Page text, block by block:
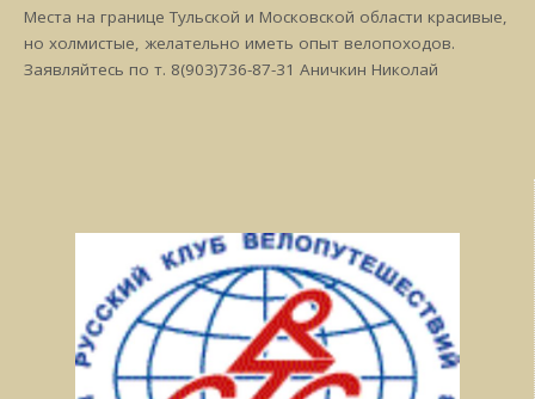
Места на границе Тульской и Московской области красивые,
но холмистые, желательно иметь опыт велопоходов.
Заявляйтесь по т. 8(903)736-87-31 Аничкин Николай